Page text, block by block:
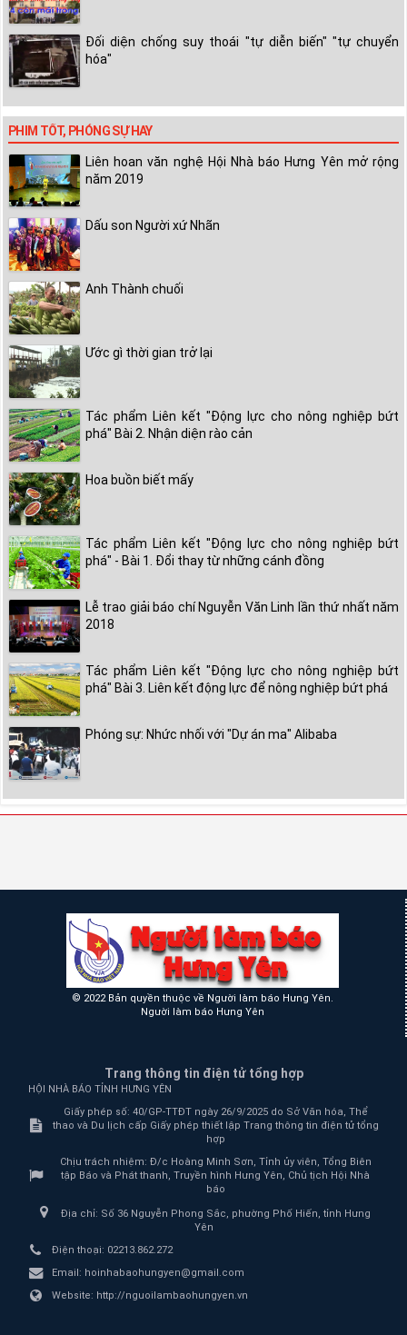
Đối diện chống suy thoái "tự diễn biến" "tự chuyển
hóa"
PHIM TỐT, PHÓNG SỰ HAY
Liên hoan văn nghệ Hội Nhà báo Hưng Yên mở rộng
năm 2019
Dấu son Người xứ Nhãn
Anh Thành chuối
Ước gì thời gian trở lại
Tác phẩm Liên kết "Động lực cho nông nghiệp bứt
phá" Bài 2. Nhận diện rào cản
Hoa buồn biết mấy
Tác phẩm Liên kết "Động lực cho nông nghiệp bứt
phá" - Bài 1. Đổi thay từ những cánh đồng
Lễ trao giải báo chí Nguyễn Văn Linh lần thứ nhất năm
2018
Tác phẩm Liên kết "Động lực cho nông nghiệp bứt
phá" Bài 3. Liên kết động lực để nông nghiệp bứt phá
Phóng sự: Nhức nhối với "Dự án ma" Alibaba
© 2022 Bản quyền thuộc về Người làm báo Hưng Yên.
Người làm báo Hưng Yên
Trang thông tin điện tử tổng hợp
HỘI NHÀ BÁO TỈNH HƯNG YÊN
Giấy phép số: 40/GP-TTĐT ngày 26/9/2025 do Sở Văn hóa, Thể
thao và Du lịch cấp Giấy phép thiết lập Trang thông tin điện tử tổng
hợp
Chịu trách nhiệm: Đ/c Hoàng Minh Sơn, Tỉnh ủy viên, Tổng Biên
tập Báo và Phát thanh, Truyền hình Hưng Yên, Chủ tịch Hội Nhà
báo
Địa chỉ: Số 36 Nguyễn Phong Sắc, phường Phố Hiến, tỉnh Hưng
Yên
Điện thoại: 02213.862.272
Email: hoinhabaohungyen@gmail.com
Website: http://nguoilambaohungyen.vn